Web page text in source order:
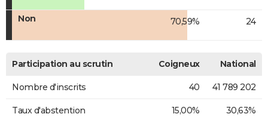
Non 70,59% 24
Participation au scrutin Coigneux National
Nombre d'inscrits 40 41 789 202
Taux d'abstention 15,00% 30,63%